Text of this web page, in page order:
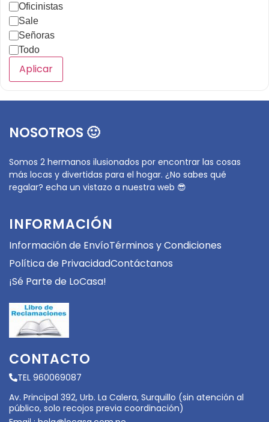
Oficinistas
Sale
Señoras
Todo
Aplicar
NOSOTROS 🙂
Somos 2 hermanos ilusionados por encontrar las cosas
más locas y divertidas para el hogar. ¿No sabes qué
regalar? echa un vistazo a nuestra web 😎
INFORMACIÓN
Información de EnvíoTérminos y Condiciones
Política de PrivacidadContáctanos
¡Sé Parte de LoCasa!
CONTACTO
TEL 960069087
Av. Principal 392, Urb. La Calera, Surquillo (sin atención al
público, solo recojos previa coordinación)